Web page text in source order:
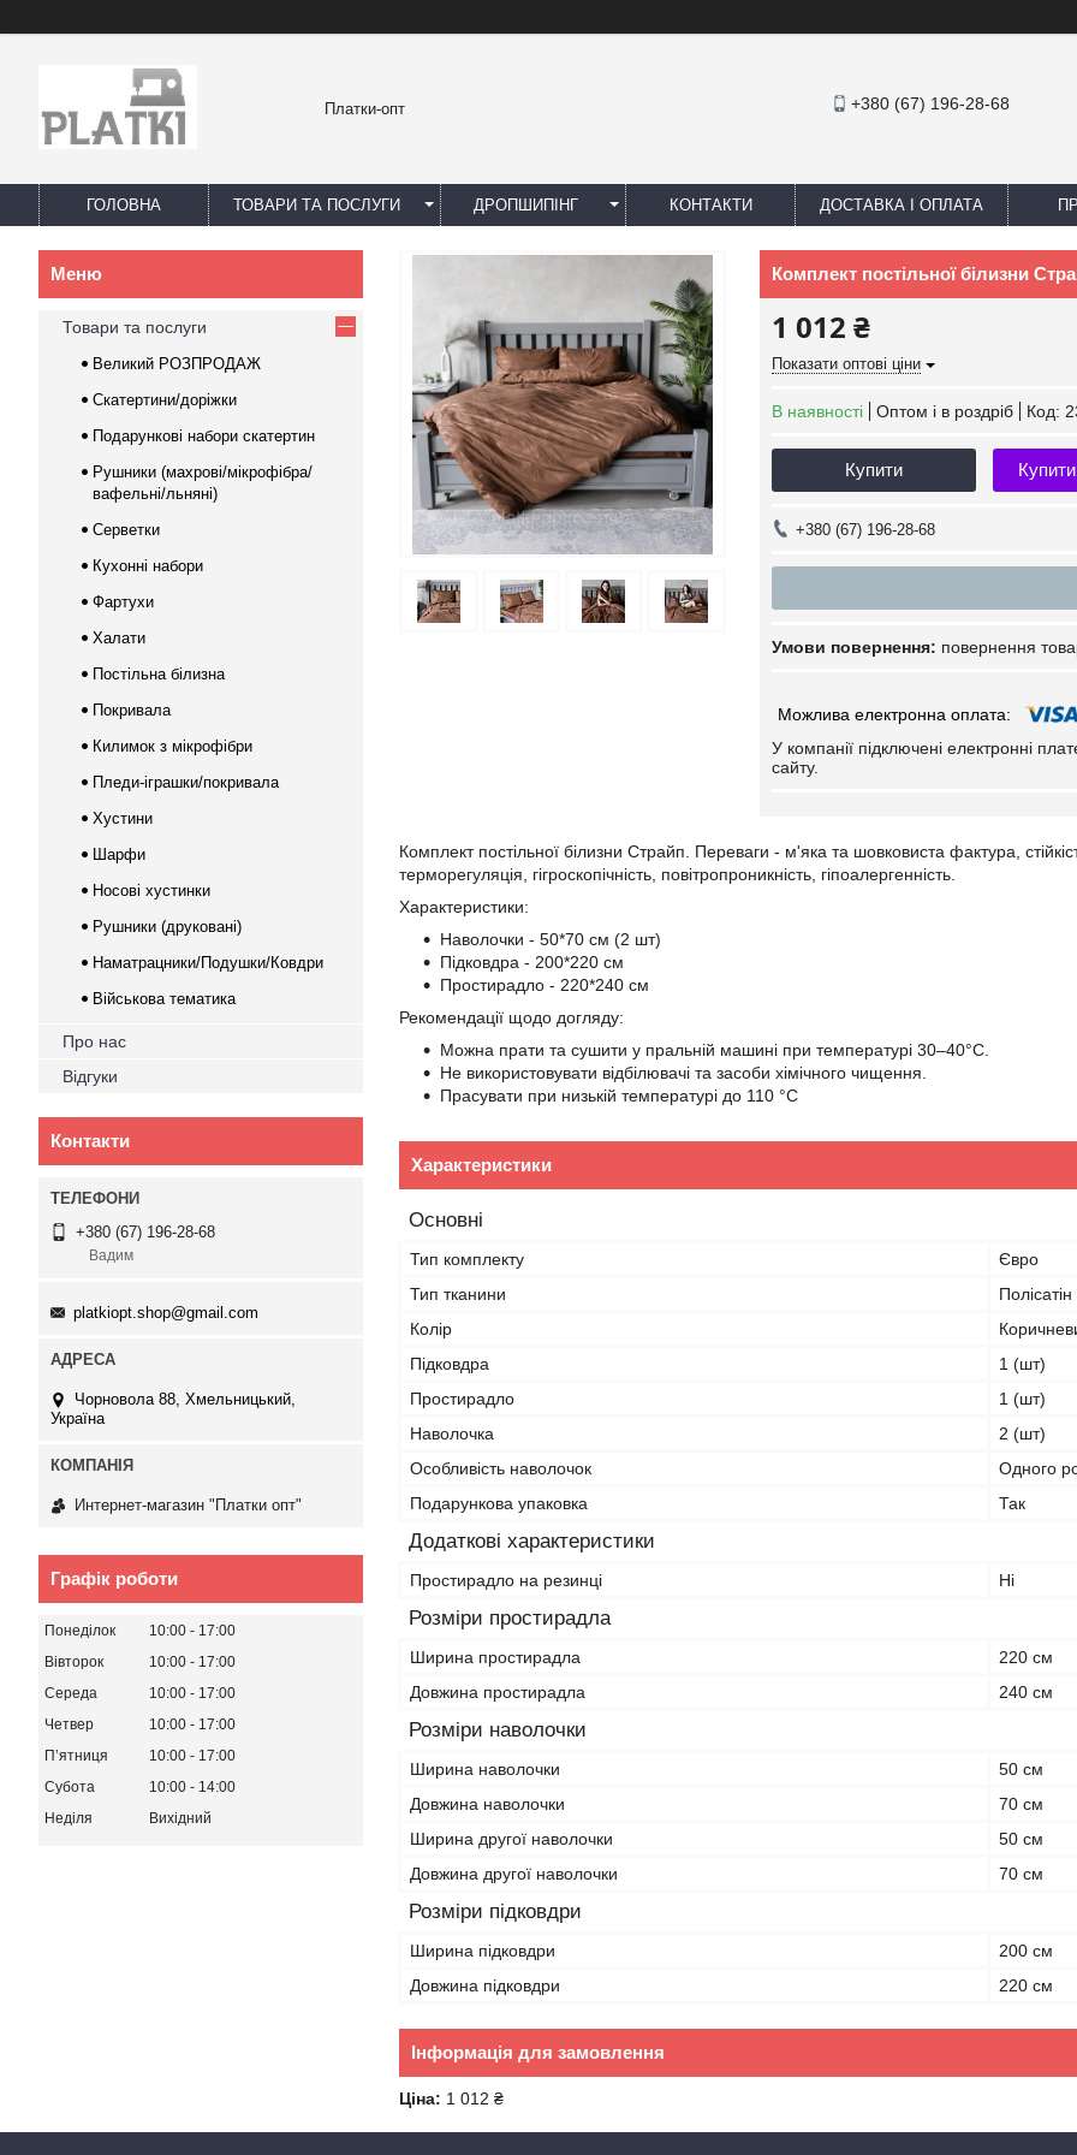
Платки-опт +380 (67) 196-28-68
ГОЛОВНА ТОВАРИ ТА ПОСЛУГИ ДРОПШИПІНГ КОНТАКТИ ДОСТАВКА І ОПЛАТА
Комплект постільної білизни
1 012 ₴
Показати оптові ціни
В наявності Оптом і в роздріб Код:
Купити
+380 (67) 196-28-68
повернення
У компанії підключені електронні
сайту.
Комплект постільної білизни Страйп. Переваги - м'яка та шовковиста фактура,
терморегуляція, гігроскопічність, повітропроникність, гіпоалергенність.
Характеристики:
Наволочки - 50*70 см (2 шт)
Підковдра - 200*220 см
Простирадло - 220*240 см
Рекомендації щодо догляду:
Можна прати та сушити у пральній машині при температурі 30–40°С.
Не використовувати відбілювачі та засоби хімічного чищення.
Прасувати при низькій температурі до 110 °С
Характеристики
Основні
Тип комплекту
Євро
Тип тканини
Полісатін
Колір
Підковдра
1 (шт)
Простирадло
1 (шт)
Наволочка
2 (шт)
Особливість наволочок
Одного
Подарункова упаковка
Так
Додаткові характеристики
Простирадло на резинці Ні
Розміри простирадла
Ширина простирадла
220 см
Довжина простирадла
240 см
Розміри наволочки
Ширина наволочки
50 см
Довжина наволочки
70 см
Ширина другої наволочки
50 см
Довжина другої наволочки
70 см
Розміри підковдри
Ширина підковдри
200 см
Довжина підковдри
220 см
Інформація для замовлення
Ціна: 1 012 ₴
Товари та послуги
Великий РОЗПРОДАЖ
Скатертини/доріжки
Подарункові набори скатертин
Рушники (махрові/мікрофібра/
вафельні/льняні)
Серветки
Кухонні набори
Фартухи
Халати
Постільна білизна
Покривала
Килимок з мікрофібри
Пледи-іграшки/покривала
Хустини
Шарфи
Носові хустинки
Рушники (друковані)
Наматрацники/Подушки/Ковдри
Військова тематика
Про нас
Відгуки
Контакти
+380 (67) 196-28-68
Вадим
platkiopt.shop@gmail.com
Чорновола 88, Хмельницький,
Україна
Интернет-магазин "Платки опт"
Графік роботи
Понеділок 10:00
17:00
Вівторок
10:00
17:00
Середа
10:00
17:00
Четвер
10:00
17:00
Пʼятниця
10:00
17:00
Субота
10:00
14:00
Неділя
Вихідний